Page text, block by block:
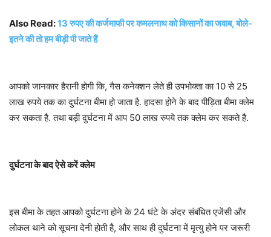
Also Read:13 रुपए की कर्जमाफी पर कमलनाथ को किसानों का जवाब, बोले-
इतने की तो हम बीड़ी पी जाते हैं
आपको जानकार हैरानी होगी कि, गैस कनेक्शन लेते ही उपभोक्ता का 10 से 25
लाख रुपये तक का दुर्घटना बीमा हो जाता है. हादसा होने के बाद पीड़िता बीमा क्लेम
कर सकता है. तथा बड़ी दुर्घटना में आप 50 लाख रुपये तक क्लेम कर सकते है.
दुर्घटना के बाद ऐसे करें क्लेम
इस बीमा के तहत आपको दुर्घटना होने के 24 घंटे के अंदर संबंधित एजेंसी और
लोकल थाने को सूचना देनी होती है, और साथ ही दुर्घटना में मृत्यु होने पर जरूरी